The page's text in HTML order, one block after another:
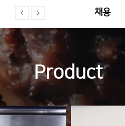
채용
Product